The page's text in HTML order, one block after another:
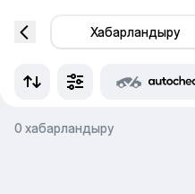
Хабарландыру
0 хабарландыру